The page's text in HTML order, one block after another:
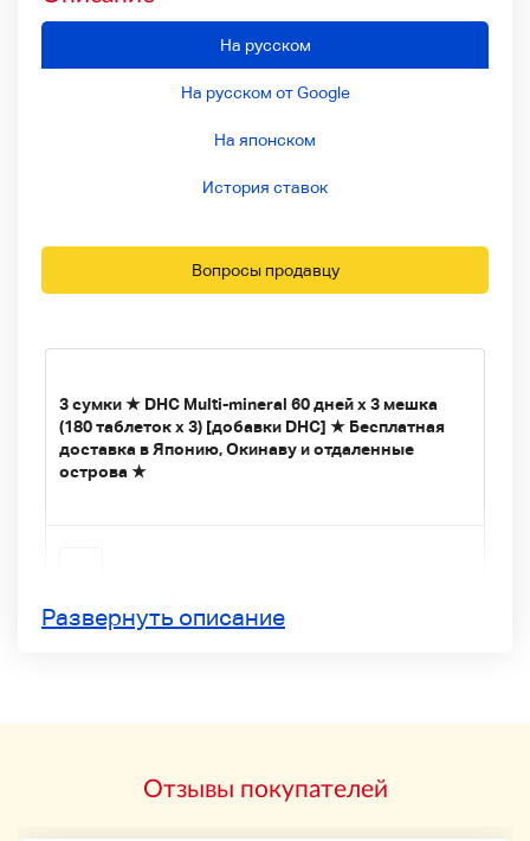
На русском
На русском от Google
На японском
История ставок
Вопросы продавцу
3 сумки ★ DHC Multi-mineral 60 дней x 3 мешка
(180 таблеток x 3) [добавки DHC] ★ Бесплатная
доставка в Японию, Окинаву и отдаленные
острова ★
・
Компания
Развернуть описание
Отзывы покупателей